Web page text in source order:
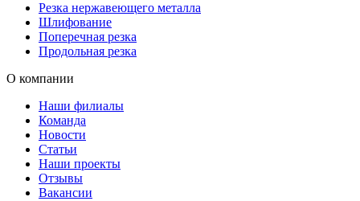
Резка нержавеющего металла
Шлифование
Поперечная резка
Продольная резка
О компании
Наши филиалы
Команда
Новости
Статьи
Наши проекты
Отзывы
Вакансии